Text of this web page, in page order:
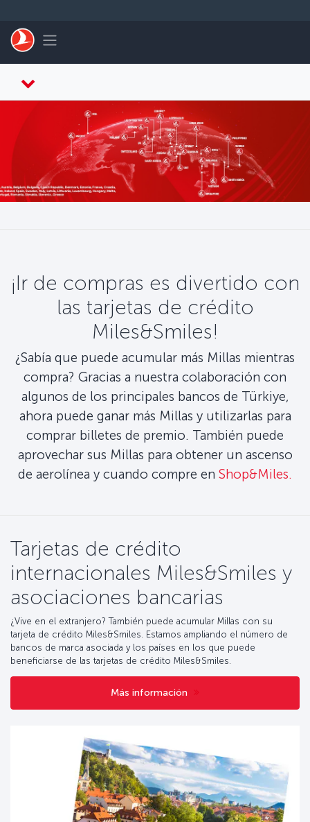
Toggle navigation
¡Ir de compras es divertido con
las tarjetas de crédito
Miles&Smiles!
¿Sabía que puede acumular más Millas mientras
compra? Gracias a nuestra colaboración con
algunos de los principales bancos de Türkiye,
ahora puede ganar más Millas y utilizarlas para
comprar billetes de premio. También puede
aprovechar sus Millas para obtener un ascenso
de aerolínea y cuando compre en Shop&Miles.
Tarjetas de crédito
internacionales Miles&Smiles y
asociaciones bancarias
¿Vive en el extranjero? También puede acumular Millas con su
tarjeta de crédito Miles&Smiles. Estamos ampliando el número de
bancos de marca asociada y los países en los que puede
beneficiarse de las tarjetas de crédito Miles&Smiles.
Más información